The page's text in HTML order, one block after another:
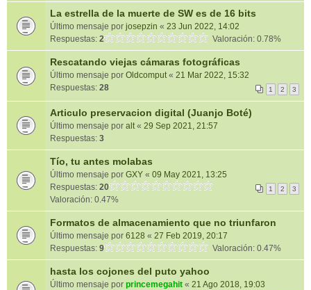
La estrella de la muerte de SW es de 16 bits
Último mensaje por josepzin « 23 Jun 2022, 14:02
Respuestas: 2 Valoración: 0.78%
Rescatando viejas cámaras fotográficas
Último mensaje por Oldcomput« 21 Mar 2022, 15:32
Respuestas: 28 1 2 3
Articulo preservacion digital (Juanjo Boté)
Último mensaje por alt« 29 Sep 2021, 21:57
Respuestas: 3
Tío, tu antes molabas
Último mensaje por GXY « 09 May 2021, 13:25
Respuestas: 20 1 2 3
Valoración: 0.47%
Formatos de almacenamiento que no triunfaron
Último mensaje por 6128 « 27 Feb 2019, 20:17
Respuestas: 9 Valoración: 0.47%
hasta los cojones del puto yahoo
Último mensaje por princemegahit « 21 Ago 2018, 19:03